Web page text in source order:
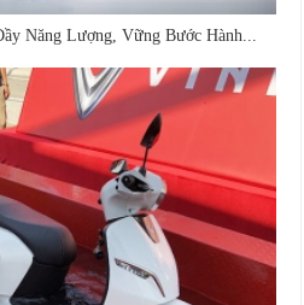
Năng Lượng, Vững Bước Hành...